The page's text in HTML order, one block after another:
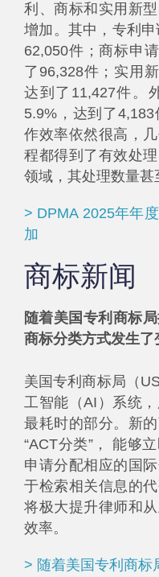
利、商标和实用新
增加。其中，专利
62,050件；商标申
了96,328件；实用
达到了11,427件。
5.9%，达到了
作效率依然很高，
程都得到了有效处
领域，其处理数量甚
> DPMA 2025年年
加
商标新闻
随着美国专利商标
商标分类方式发生了
美国专利商标局（
工智能（AI）系统
最耗时的部分。新
“ACT分类”， 能够
申请分配相应的国
于检索相关信息的
将极大提升律师和
效率。
> 随着美国专利商标